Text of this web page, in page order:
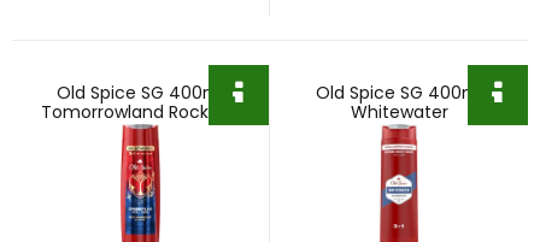
Old Spice SG 400ml
Tomorrowland Rockstar
Old Spice SG 400ml
Whitewater